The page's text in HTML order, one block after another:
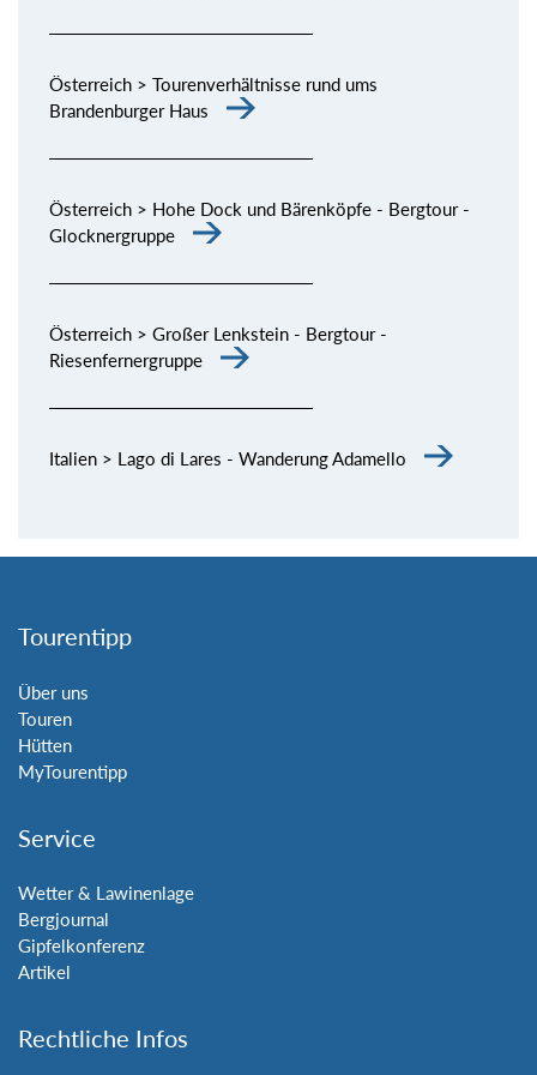
Österreich > Tourenverhältnisse rund ums
Brandenburger Haus
Österreich > Hohe Dock und Bärenköpfe - Bergtour -
Glocknergruppe
Österreich > Großer Lenkstein - Bergtour -
Riesenfernergruppe
Italien > Lago di Lares - Wanderung Adamello
Tourentipp
Über uns
Touren
Hütten
MyTourentipp
Service
Wetter & Lawinenlage
Bergjournal
Gipfelkonferenz
Artikel
Rechtliche Infos